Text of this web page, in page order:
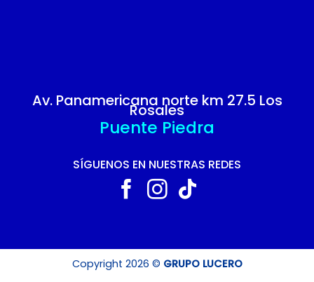
Av. Panamericana norte km 27.5 Los
Rosales
Puente Piedra
SÍGUENOS EN NUESTRAS REDES
Copyright 2026 © GRUPO LUCERO